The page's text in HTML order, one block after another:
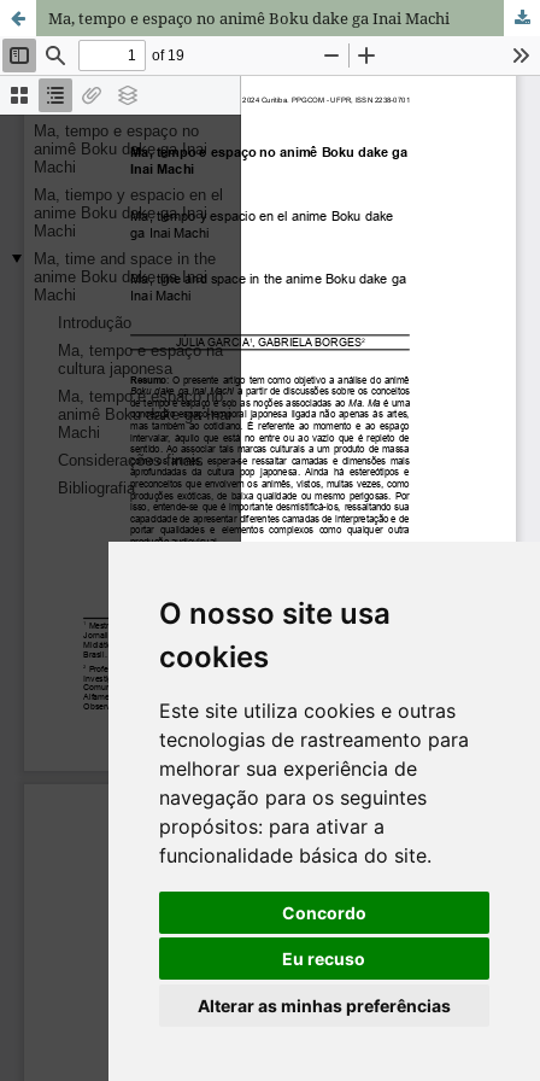
O nosso site usa
cookies
Este site utiliza cookies e outras
tecnologias de rastreamento para
melhorar sua experiência de
navegação para os seguintes
propósitos: para ativar a
funcionalidade básica do site.
Concordo
Eu recuso
Alterar as minhas preferências
Ma, tempo e espaço no animê Boku dake ga Inai Machi